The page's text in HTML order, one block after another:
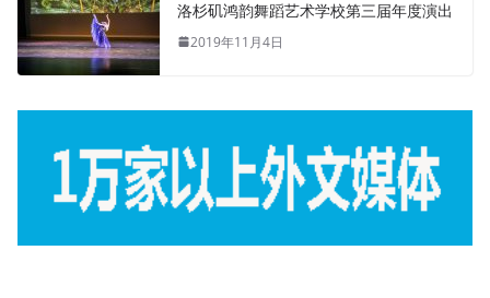
洛杉矶鸿韵舞蹈艺术学校第三届年度演出
2019年11月4日